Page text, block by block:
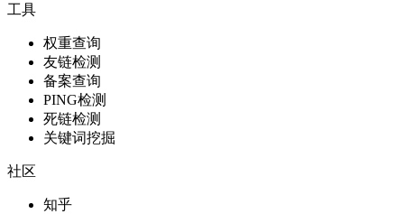
工具
权重查询
友链检测
备案查询
PING检测
死链检测
关键词挖掘
社区
知乎